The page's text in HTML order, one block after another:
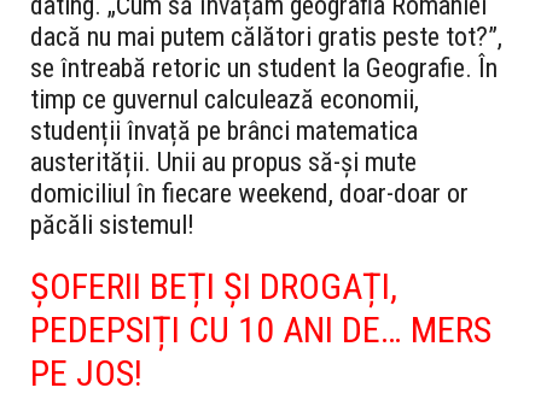
dacă nu mai putem călători gratis peste tot?”,
se întreabă retoric un student la Geografie. În
timp ce guvernul calculează economii,
studenții învață pe brânci matematica
austerității. Unii au propus să-și mute
domiciliul în fiecare weekend, doar-doar or
păcăli sistemul!
ȘOFERII BEȚI ȘI DROGAȚI,
PEDEPSIȚI CU 10 ANI DE… MERS
PE JOS!